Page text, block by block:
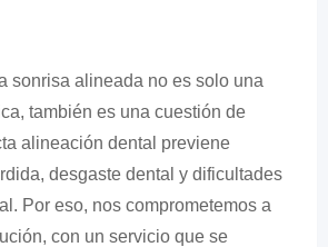
sonrisa alineada no es solo una
también es una cuestión de
alineación dental previene
desgaste dental y dificultades
Por eso, nos comprometemos a
con un servicio que se